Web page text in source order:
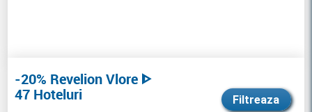
-20% Revelion Vlore ᐈ
47 Hoteluri
Filtreaza